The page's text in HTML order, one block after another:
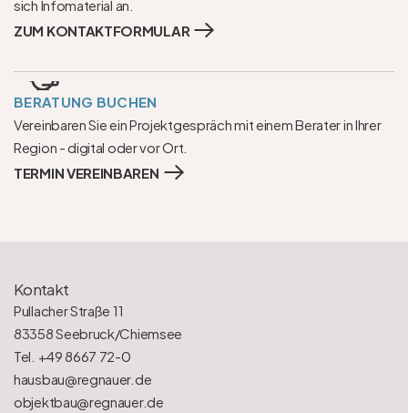
ZUM KONTAKTFORMULAR
BERATUNG BUCHEN
Vereinbaren Sie ein Projektgespräch mit einem Berater in Ihrer
Region - digital oder vor Ort.
TERMIN VEREINBAREN
Kontakt
Pullacher Straße 11
83358 Seebruck/Chiemsee
Tel. +49 8667 72-0
hausbau@regnauer.de
objektbau@regnauer.de